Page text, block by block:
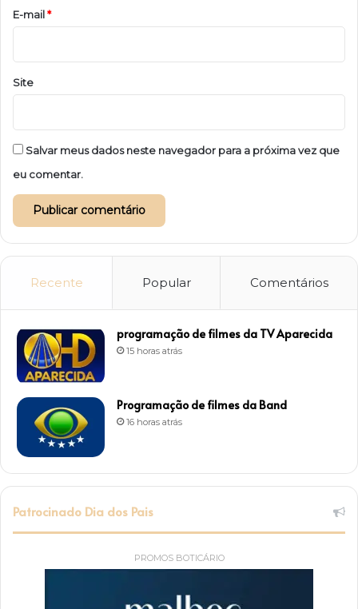
*E-mail*
Site
Salvar meus dados neste navegador para a próxima vez que
eu comentar.
Recente Popular Comentários
programação de filmes da TV Aparecida
15 horas atrás
Programação de filmes da Band
16 horas atrás
Patrocinado Dia dos Pais
PROMOS BOTICÁRIO